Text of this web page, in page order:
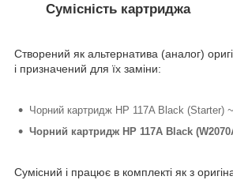
Сумісність картриджа
Створений як альтернатива (аналог)
і призначений для їх заміни:
Чорний картридж HP 117A Black (Starter) ~
Чорний картридж HP 117A Black
Сумісний і працює в комплекті як з